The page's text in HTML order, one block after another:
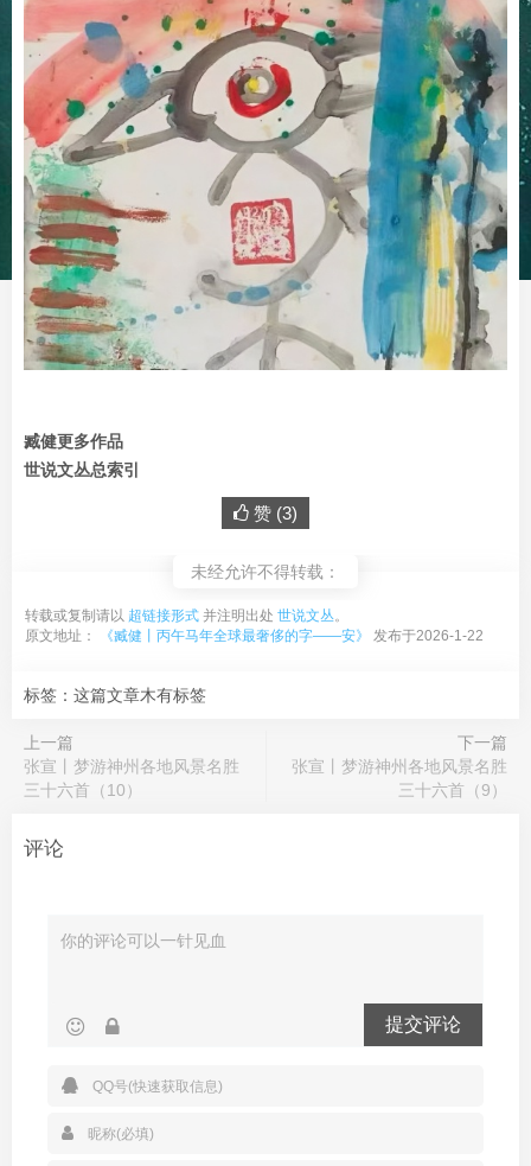
臧健更多作品
世说文丛总索引
赞 (3)
未经允许不得转载：
转载或复制请以 超链接形式 并注明出处 世说文丛。
原文地址：
《臧健丨丙午马年全球最奢侈的字——安》 发布于2026-1-22
标签：这篇文章木有标签
上一篇
张宣丨梦游神州各地风景名胜
三十六首（10）
下一篇
张宣丨梦游神州各地风景名胜
三十六首（9）
评论
提交评论